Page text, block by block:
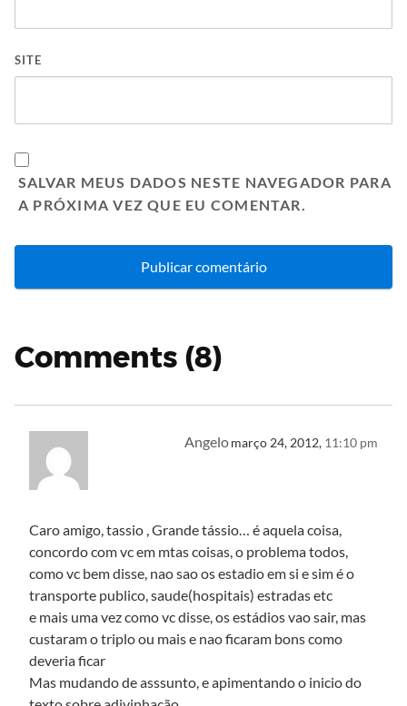
SITE
SALVAR MEUS DADOS NESTE NAVEGADOR PARA
A PRÓXIMA VEZ QUE EU COMENTAR.
Comments (8)
Angelomarço 24, 2012, 11:10 pm
Caro amigo, tassio , Grande tássio… é aquela coisa,
concordo com vc em mtas coisas, o problema todos,
como vc bem disse, nao sao os estadio em si e sim é o
transporte publico, saude(hospitais) estradas etc
e mais uma vez como vc disse, os estádios vao sair, mas
custaram o triplo ou mais e nao ficaram bons como
deveria ficar
Mas mudando de asssunto, e apimentando o inicio do